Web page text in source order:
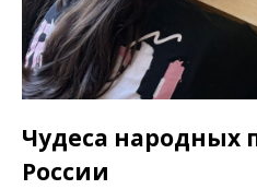
Чудеса народных
России